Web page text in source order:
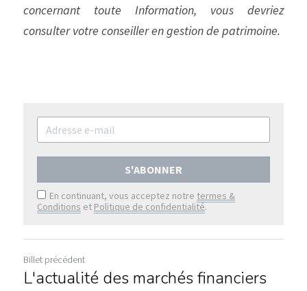
concernant toute Information, vous devriez
consulter votre conseiller en gestion de patrimoine.
S'ABONNER
En continuant, vous acceptez notre termes &
Conditions et Politique de confidentialité.
Billet précédent
L'actualité des marchés financiers